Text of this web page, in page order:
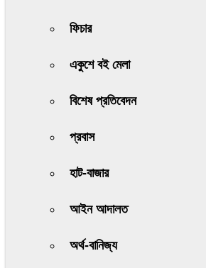
ফিচার
একুশে বই মেলা
বিশেষ প্রতিবেদন
প্রবাস
হাট-বাজার
আইন আদালত
অর্থ-বানিজ্য